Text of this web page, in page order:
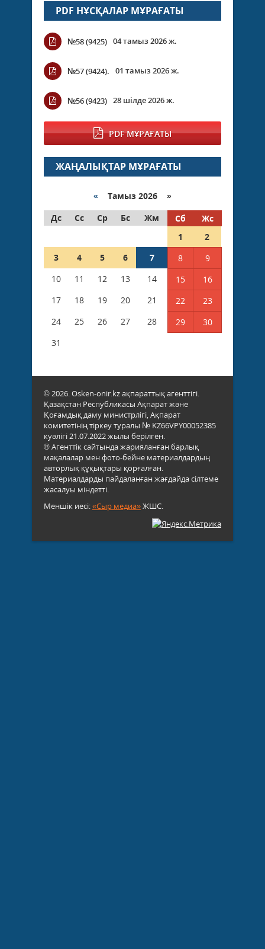
PDF НҰСҚАЛАР МҰРАҒАТЫ
№58 (9425) 04 тамыз 2026 ж.
№57 (9424). 01 тамыз 2026 ж.
№56 (9423) 28 шілде 2026 ж.
PDF МҰРАҒАТЫ
ЖАҢАЛЫҚТАР МҰРАҒАТЫ
« Тамыз 2026 »
Дс
Сс Ср Бс Жм Сб
Жс
1
2
3
4 5 6 7 8
9
10
11 12 13 14 15
16
17
18 19 20 21 22
23
24
25 26 27 28 29
30
31
© 2026. Osken-onir.kz ақпараттық агенттігі.
Қазақстан Республикасы Ақпарат және
Қоғамдық даму министрлігі, Ақпарат
комитетінің тіркеу туралы № KZ66VPY00052385
куәлігі 21.07.2022 жылы берілген.
® Агенттік сайтында жарияланған барлық
мақалалар мен фото-бейне материалдардың
авторлық құқықтары қорғалған.
Материалдарды пайдаланған жағдайда сілтеме
жасалуы міндетті.
Меншік иесі:«Сыр медиа»ЖШС.